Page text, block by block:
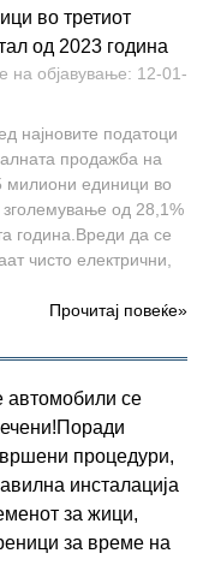
во третиот
од 2023 година
на објавување: 12-01-
најновите податоци
продажба на
милиони единици во
од 28,1%
година.Вреди да се
чисто електрични,
Прочитај повеќе»
автомобили се
процедури,
инсталација
за жици,
за време на